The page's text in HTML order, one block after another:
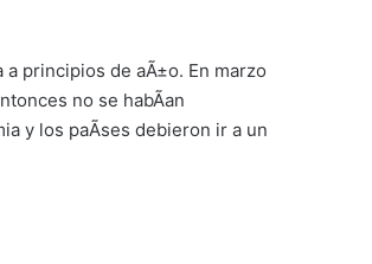
principios de aÃ±o. En marzo
no se habÃ­an
y los paÃ­ses debieron ir a un